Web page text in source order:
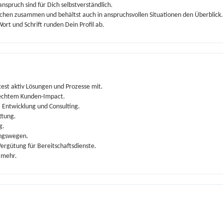
sind für Dich selbstverständlich.
zusammen und behältst auch in anspruchsvollen Situationen den Überblick.
und Schrift runden Dein Profil ab.
aktiv Lösungen und Prozesse mit.
Kunden-Impact.
und Consulting.
für Bereitschaftsdienste.